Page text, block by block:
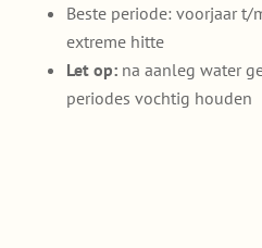
Beste periode: voorjaar t/
extreme hitte
Let op:na aanleg water
periodes vochtig houden